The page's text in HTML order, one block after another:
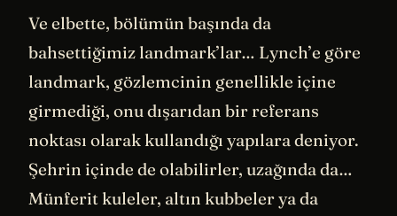
Ve elbette, bölümün başında da
bahsettiğimiz landmark’lar… Lynch’e göre
landmark, gözlemcinin genellikle içine
girmediği, onu dışarıdan bir referans
noktası olarak kullandığı yapılara deniyor.
Şehrin içinde de olabilirler, uzağında da…
Münferit kuleler, altın kubbeler ya da